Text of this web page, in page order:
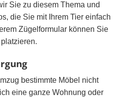
Sie zu diesem Thema und
die Sie mit Ihrem Tier einfach
Zügelformular können Sie
bestimmte Möbel nicht
eine ganze Wohnung oder